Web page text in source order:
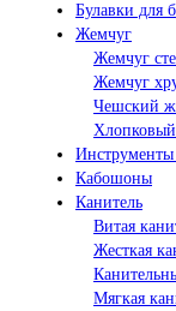
Булавки для
Жемчуг
Жемчуг
Жемчуг
Чешский
Инструменты
Кабошоны
Канитель
Витая
Жесткая
Мягкая